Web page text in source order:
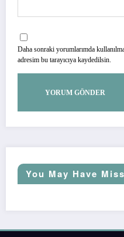
Daha sonraki yorumlarımda
adresim bu tarayıcıya kaydedilsin.
You May Have